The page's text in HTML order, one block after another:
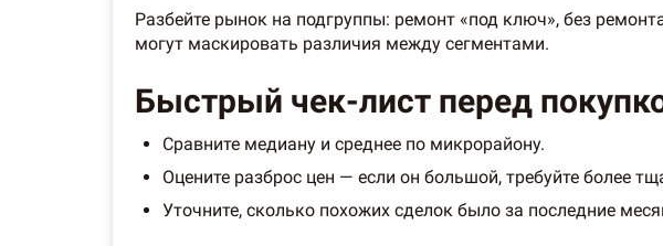
Разбейте рынок на подгруппы: ремонт «под ключ», без
могут маскировать различия между сегментами.
Быстрый чек-лист перед
Сравните медиану и среднее по микрорайону.
Оцените разброс цен — если он большой, требуйте более
Уточните, сколько похожих сделок было за последние